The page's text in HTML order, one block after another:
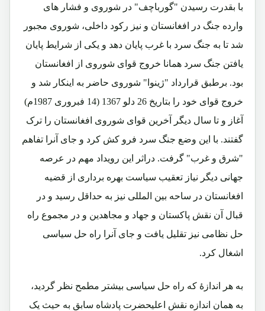
با بقدرت رسیدن "گورباچف" در شوروی و فشار های
وارده جنگ در افغانستان و نیز رکود داخلی، شوروی مجبور
شد تا به جنگ سرد با غرب پایان دهد و یکی از شرایط پایان
یافتن جنگ سرد همانا خروج قوای شوروی از افغانستان
بود. برطبق قرارداد "ژینوا" شوروی حاضر به اینکار شد و
خروج قوای خود را بتاریخ 26 دلو 1367 (14 فبروری 1987م)
آغاز و تا سال دیگر آخرین قوای شوروی افغانستان را ترک
گفتند. با این وضع جنگ سرد فرو کش کرد و جای آنرا تفاهم
"شرق و غرب" گرفت. دراثر این رویداد مهم در عرصه
جهانی دیگر نیاز تعقیب سیاست بهره برداری از قضیه
افغانستان در ساحه بین المللی نیز به حداقل رسید و در
قبال آن نقش پاکستان و جهاد و مجاهدین و در مجموع راه
حل نظامی نیز تقلیل یافت و جای آنرا راه حل سیاسی
اشغال کرد.
به هر اندازۀ که راه حل سیاسی بیشتر مطمح نظر گردید،
به همان اندازه نقش اعلیحضرت پادشاه سابق به حیث یک